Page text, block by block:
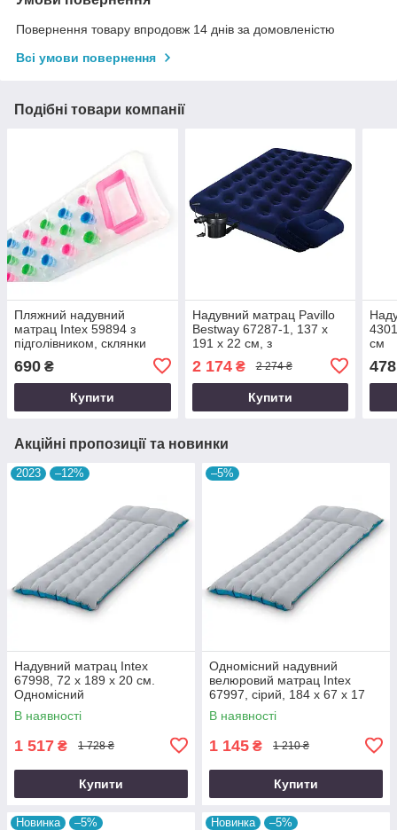
Повернення товару впродовж 14 днів за домовленістю
Всі умови повернення
Подібні товари компанії
Пляжний надувний
матрац Intex 59894 з
підголівником, склянки
690 ₴
Купити
Надувний матрац Pavillo
Bestway 67287-1, 137 х
191 х 22 см, з
подушками. Напівторний
2 174₴ 2 274 ₴
Купити
см
478
Акційні пропозиції та новинки
2023 –12%
Надувний матрац Intex
67998, 72 х 189 х 20 см.
Одномісний
В наявності
1 517 ₴ 1 728 ₴
Купити
–5%
Одномісний надувний
велюровий матрац Intex
67997, сірий, 184 х 67 х 17
см
В наявності
1 145 ₴ 1 210 ₴
Купити
Новинка –5% Новинка –5%